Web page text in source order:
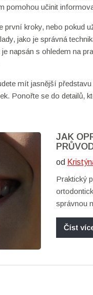
pomohou učinit
kroky, nebo pokud
jako je správná
napsán s ohledem na
mít jasnější
Ponořte se do detailů,
JAK
od
Praktický
správnou
Číst